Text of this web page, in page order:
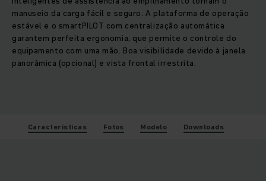
manuseio da carga fácil e seguro. A plataforma de operação
estável e o smartPILOT com centralização automática
garantem perfeita ergonomia, que permite o controle do
equipamento com uma mão. Boa visibilidade devido à janela
panorâmica (opcional) e vista frontal irrestrita.
Características Fotos Modelo Downloads